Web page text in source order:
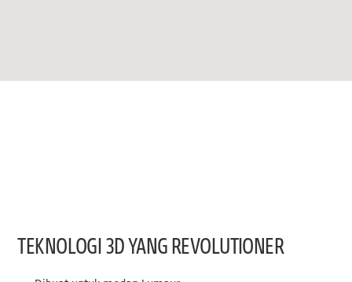
TEKNOLOGI 3D YANG REVOLUTIONER